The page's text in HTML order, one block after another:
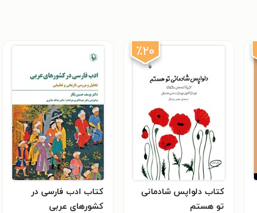
٪۲۰
کتاب دلواپس شادمانی
تو هستم
کتاب ادب فارسی در
کشورهای عربی